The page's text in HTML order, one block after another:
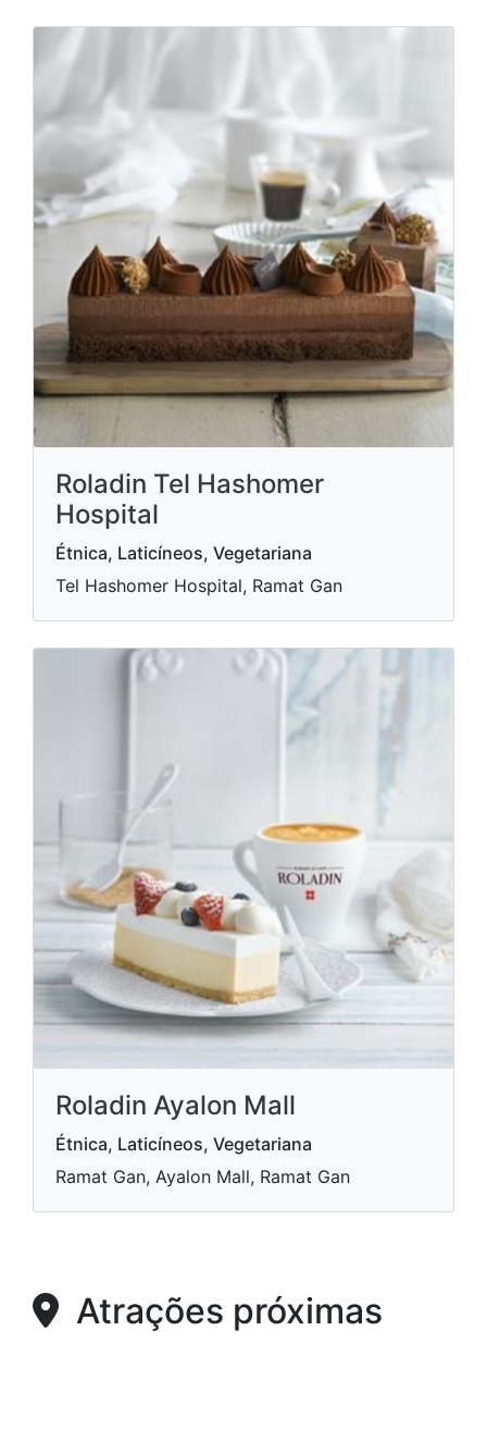
Roladin Tel Hashomer
Hospital
Étnica, Laticíneos, Vegetariana
Tel Hashomer Hospital, Ramat Gan
Roladin Ayalon Mall
Étnica, Laticíneos, Vegetariana
Ramat Gan, Ayalon Mall, Ramat Gan
Atrações próximas